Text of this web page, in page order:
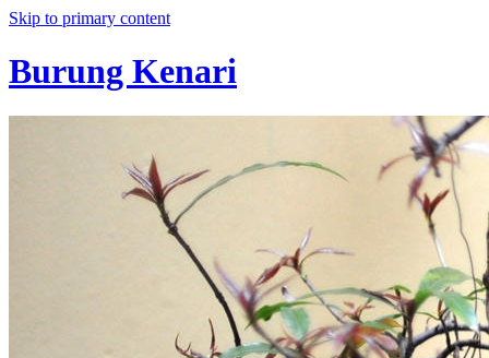
Skip to primary content
Burung Kenari